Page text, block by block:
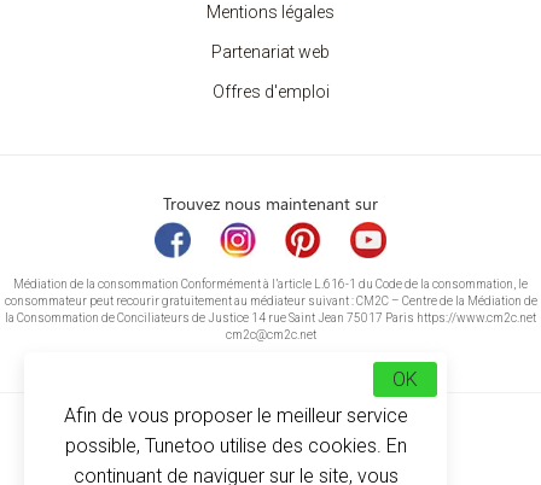
Mentions légales
Partenariat web
Offres d'emploi
Trouvez nous maintenant sur
Médiation de la consommation Conformément à l’article L.616-1 du Code de la consommation, le
consommateur peut recourir gratuitement au médiateur suivant : CM2C – Centre de la Médiation de
la Consommation de Conciliateurs de Justice 14 rue Saint Jean 75017 Paris https://www.cm2c.net
cm2c@cm2c.net
Afin de vous proposer le meilleur service
possible, Tunetoo utilise des cookies. En
continuant de naviguer sur le site, vous
OK